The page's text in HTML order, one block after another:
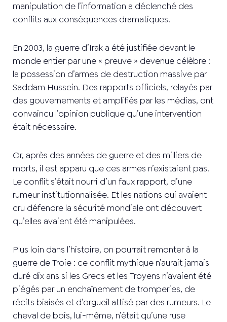
manipulation de l’information a déclenché des
conflits aux conséquences dramatiques.
En 2003, la guerre d’Irak a été justifiée devant le
monde entier par une « preuve » devenue célèbre :
la possession d’armes de destruction massive par
Saddam Hussein. Des rapports officiels, relayés par
des gouvernements et amplifiés par les médias, ont
convaincu l’opinion publique qu’une intervention
était nécessaire.
Or, après des années de guerre et des milliers de
morts, il est apparu que ces armes n’existaient pas.
Le conflit s’était nourri d’un faux rapport, d’une
rumeur institutionnalisée. Et les nations qui avaient
cru défendre la sécurité mondiale ont découvert
qu’elles avaient été manipulées.
Plus loin dans l’histoire, on pourrait remonter à la
guerre de Troie : ce conflit mythique n’aurait jamais
duré dix ans si les Grecs et les Troyens n’avaient été
piégés par un enchaînement de tromperies, de
récits biaisés et d’orgueil attisé par des rumeurs. Le
cheval de bois, lui-même, n’était qu’une ruse